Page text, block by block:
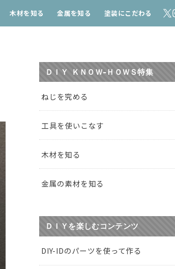
木材を知る 金属を知る 塗装にこだわる
ＤＩＹ ＫＮＯＷ-ＨＯＷＳ特集
ねじを究める
工具を使いこなす
木材を知る
金属の素材を知る
ＤＩＹを楽しむコンテンツ
DIY-IDのパーツを使って作る